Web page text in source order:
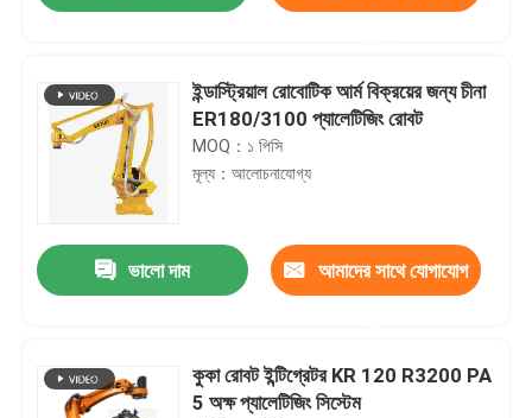
ইন্ডাস্ট্রিয়াল রোবোটিক আর্ম বিক্রয়ের জন্য চীনা
ER180/3100 প্যালেটিজিং রোবট
MOQ：১ পিসি
মূল্য：আলোচনাযোগ্য
ভালো দাম আমাদের সাথে যোগাযোগ
কুকা রোবট ইন্টিগ্রেটর KR 120 R3200 PA
5 অক্ষ প্যালেটিজিং সিস্টেম